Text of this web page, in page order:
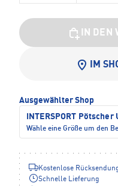
IN DEN
IM
Ausgewählter Shop
INTERSPORT Pötscher
Wähle eine Größe um den
Kostenlose
Schnelle Lieferung